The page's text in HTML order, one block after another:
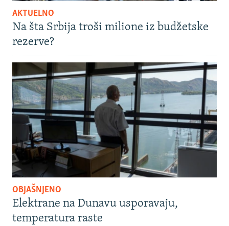
AKTUELNO
Na šta Srbija troši milione iz budžetske
rezerve?
OBJAŠNJENO
Elektrane na Dunavu usporavaju,
temperatura raste